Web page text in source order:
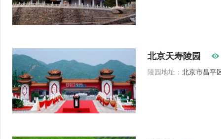
北京天寿陵园
陵园地址： 北京市昌平